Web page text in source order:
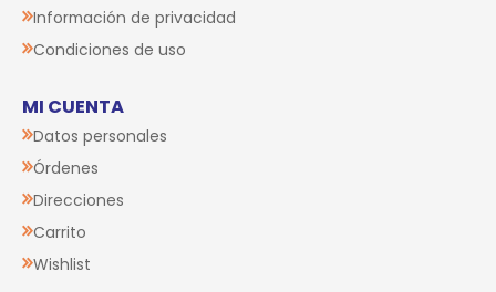
Información de privacidad
Condiciones de uso
MI CUENTA
Datos personales
Órdenes
Direcciones
Carrito
Wishlist